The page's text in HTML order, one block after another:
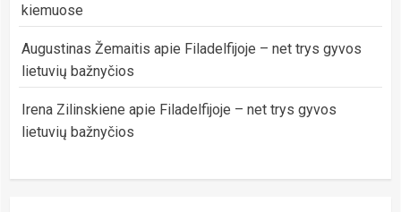
kiemuose
Augustinas Žemaitis apie Filadelfijoje – net trys gyvos
lietuvių bažnyčios
Irena Zilinskiene apie Filadelfijoje – net trys gyvos
lietuvių bažnyčios